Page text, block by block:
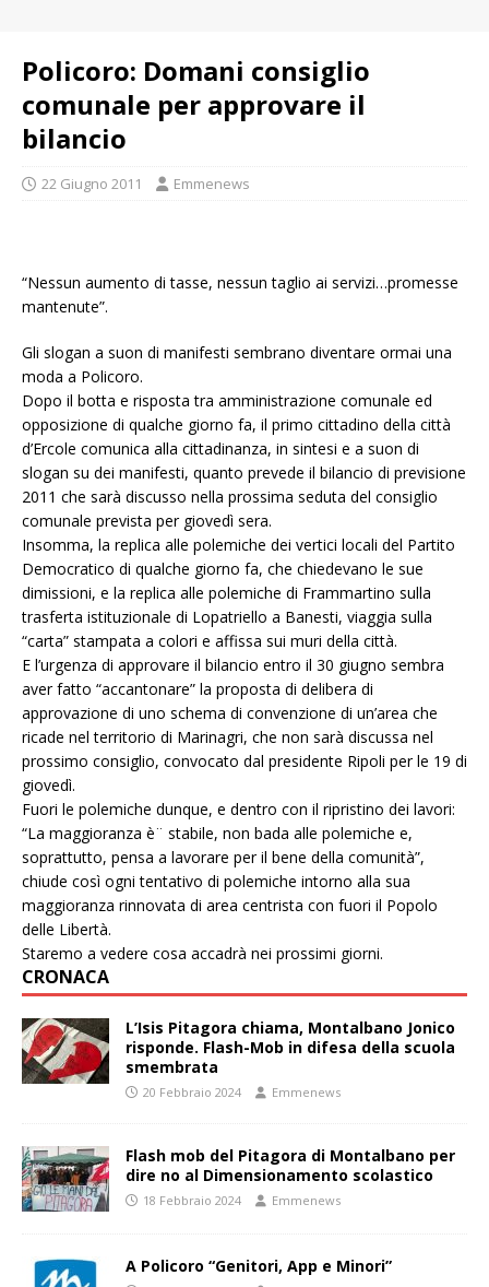
Policoro: Domani consiglio
comunale per approvare il
bilancio
22 Giugno 2011 Emmenews
“Nessun aumento di tasse, nessun taglio ai servizi…promesse
mantenute”.
Gli slogan a suon di manifesti sembrano diventare ormai una
moda a Policoro.
Dopo il botta e risposta tra amministrazione comunale ed
opposizione di qualche giorno fa, il primo cittadino della città
d’Ercole comunica alla cittadinanza, in sintesi e a suon di
slogan su dei manifesti, quanto prevede il bilancio di previsione
2011 che sarà discusso nella prossima seduta del consiglio
comunale prevista per giovedì sera.
Insomma, la replica alle polemiche dei vertici locali del Partito
Democratico di qualche giorno fa, che chiedevano le sue
dimissioni, e la replica alle polemiche di Frammartino sulla
trasferta istituzionale di Lopatriello a Banesti, viaggia sulla
“carta” stampata a colori e affissa sui muri della città.
E l’urgenza di approvare il bilancio entro il 30 giugno sembra
aver fatto “accantonare” la proposta di delibera di
approvazione di uno schema di convenzione di un’area che
ricade nel territorio di Marinagri, che non sarà discussa nel
prossimo consiglio, convocato dal presidente Ripoli per le 19 di
giovedì.
Fuori le polemiche dunque, e dentro con il ripristino dei lavori:
“La maggioranza è¨ stabile, non bada alle polemiche e,
soprattutto, pensa a lavorare per il bene della comunità”,
chiude così ogni tentativo di polemiche intorno alla sua
maggioranza rinnovata di area centrista con fuori il Popolo
delle Libertà.
Staremo a vedere cosa accadrà nei prossimi giorni.
CRONACA
L’Isis Pitagora chiama, Montalbano Jonico
risponde. Flash-Mob in difesa della scuola
smembrata
20 Febbraio 2024 Emmenews
Flash mob del Pitagora di Montalbano per
dire no al Dimensionamento scolastico
18 Febbraio 2024 Emmenews
A Policoro “Genitori, App e Minori”